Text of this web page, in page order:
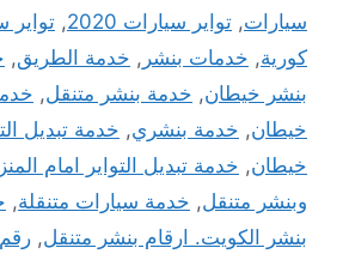
سيارات, تواير سيارات 2020 , تواير
كورية, خدمات بنشر , خدمة الطريق,
بنشر خيطان, خدمة بنشر متنقل,
خيطان, خدمة بنشري, خدمة تبديل
خيطان, خدمة تبديل التواير امام
وبنشر متنقل, خدمة سيارات متنقلة,
بنشر الكويت. ارقام بنشر متنقل,